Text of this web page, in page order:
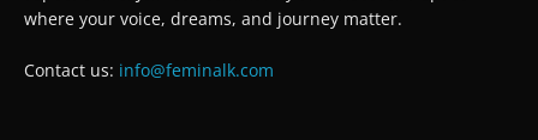
where your voice, dreams, and journey matter.
Contact us: info@feminalk.com